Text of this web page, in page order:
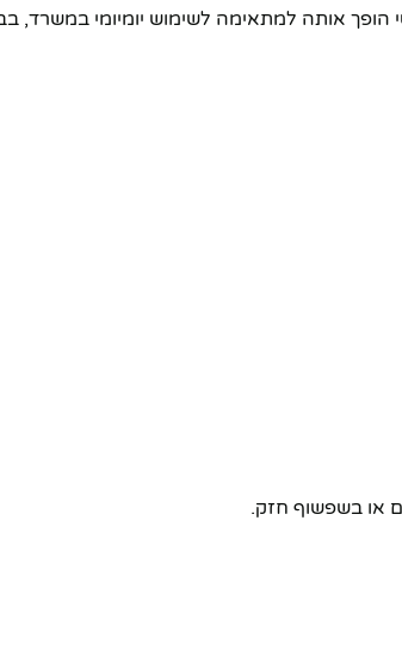
אותה למתאימה לשימוש יומיומי במשרד,
או בשפשוף חזק.